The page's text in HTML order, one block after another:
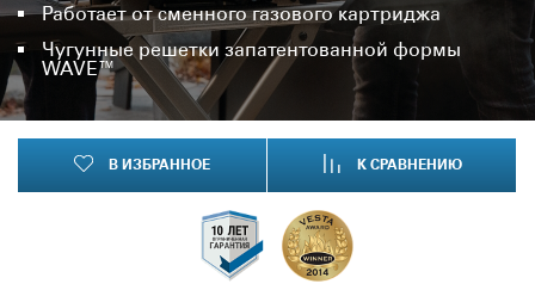
Работает от сменного газового картриджа
Чугунные решетки запатентованной формы
WAVE™
В ИЗБРАННОЕ К СРАВНЕНИЮ